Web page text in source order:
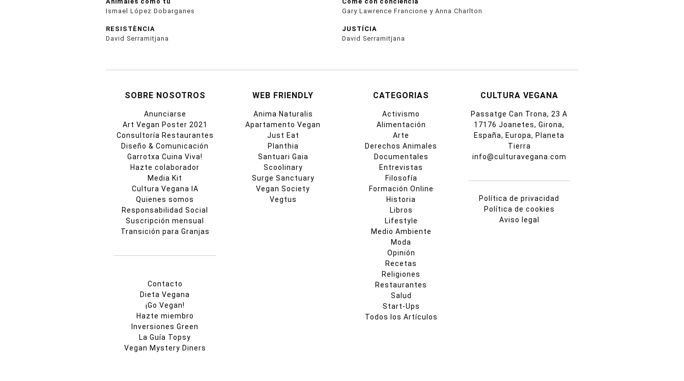
Ismael López Dobarganes
Gary Lawrence Francione y Anna Charlton
RESISTÈNCIA
David Serramitjana
JUSTÍCIA
David Serramitjana
SOBRE NOSOTROS
Anunciarse
Art Vegan Poster 2021
Consultoría Restaurantes
Diseño & Comunicación
Garrotxa Cuina Viva!
Hazte colaborador
Media Kit
Cultura Vegana IA
Quienes somos
Responsabilidad Social
Suscripción mensual
Transición para Granjas
Contacto
Dieta Vegana
¡Go Vegan!
Hazte miembro
Inversiones Green
La Guía Topsy
Vegan Mystery Diners
WEB FRIENDLY
Anima Naturalis
Apartamento Vegan
Just Eat
Planthia
Santuari Gaia
Scoolinary
Surge Sanctuary
Vegan Society
Vegtus
CATEGORIAS
Activismo
Alimentación
Arte
Derechos Animales
Documentales
Entrevistas
Filosofía
Formación Online
Historia
Libros
Lifestyle
Medio Ambiente
Moda
Opinión
Recetas
Religiones
Restaurantes
Salud
Start-Ups
Todos los Artículos
CULTURA VEGANA
Passatge Can Trona, 23 A
17176 Joanetes, Girona,
España, Europa, Planeta
Tierra
info@culturavegana.com
Política de privacidad
Política de cookies
Aviso legal